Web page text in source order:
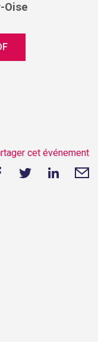
Oise
cet événement